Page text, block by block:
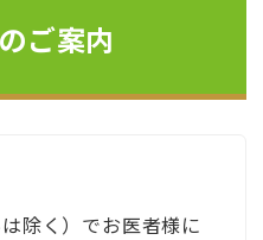
ご案内
除く）でお医者様に